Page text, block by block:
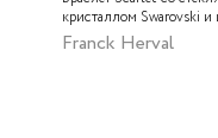
кристаллом Swarovski
Franck Herval